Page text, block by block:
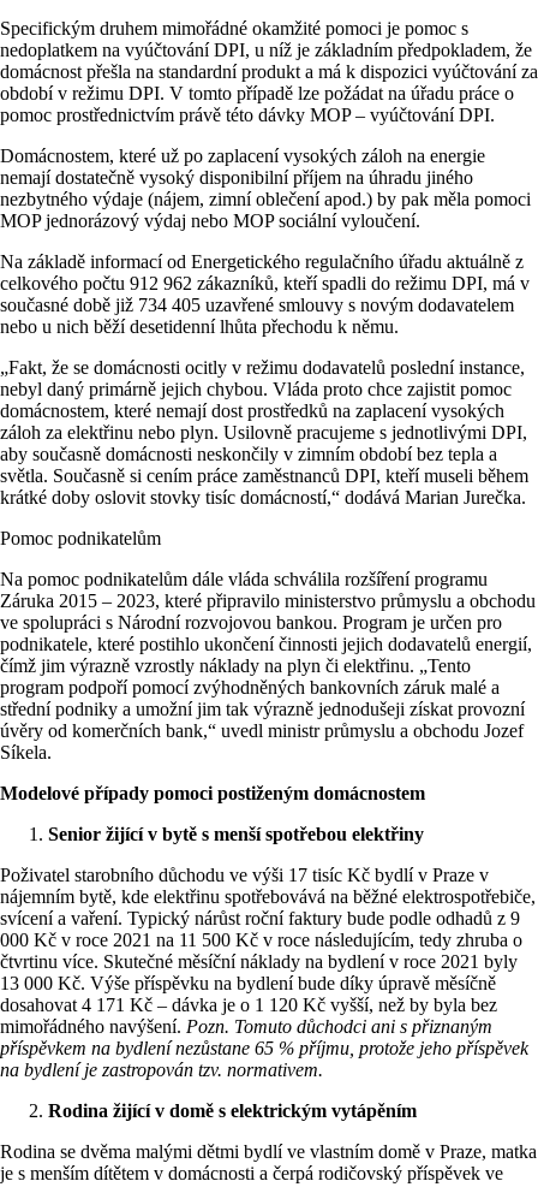
Specifickým druhem mimořádné okamžité pomoci je pomoc s
nedoplatkem na vyúčtování DPI, u níž je základním předpokladem, že
domácnost přešla na standardní produkt a má k dispozici vyúčtování za
období v režimu DPI. V tomto případě lze požádat na úřadu práce o
pomoc prostřednictvím právě této dávky MOP – vyúčtování DPI.
Domácnostem, které už po zaplacení vysokých záloh na energie
nemají dostatečně vysoký disponibilní příjem na úhradu jiného
nezbytného výdaje (nájem, zimní oblečení apod.) by pak měla pomoci
MOP jednorázový výdaj nebo MOP sociální vyloučení.
Na základě informací od Energetického regulačního úřadu aktuálně z
celkového počtu 912 962 zákazníků, kteří spadli do režimu DPI, má v
současné době již 734 405 uzavřené smlouvy s novým dodavatelem
nebo u nich běží desetidenní lhůta přechodu k němu.
„Fakt, že se domácnosti ocitly v režimu dodavatelů poslední instance,
nebyl daný primárně jejich chybou. Vláda proto chce zajistit pomoc
domácnostem, které nemají dost prostředků na zaplacení vysokých
záloh za elektřinu nebo plyn. Usilovně pracujeme s jednotlivými DPI,
aby současně domácnosti neskončily v zimním období bez tepla a
světla. Současně si cením práce zaměstnanců DPI, kteří museli během
krátké doby oslovit stovky tisíc domácností,“ dodává Marian Jurečka.
Pomoc podnikatelům
Na pomoc podnikatelům dále vláda schválila rozšíření programu
Záruka 2015 – 2023, které připravilo ministerstvo průmyslu a obchodu
ve spolupráci s Národní rozvojovou bankou. Program je určen pro
podnikatele, které postihlo ukončení činnosti jejich dodavatelů energií,
čímž jim výrazně vzrostly náklady na plyn či elektřinu. „Tento
program podpoří pomocí zvýhodněných bankovních záruk malé a
střední podniky a umožní jim tak výrazně jednodušeji získat provozní
úvěry od komerčních bank,“ uvedl ministr průmyslu a obchodu Jozef
Síkela.
Modelové případy pomoci postiženým domácnostem
Senior žijící v bytě s menší spotřebou elektřiny
Poživatel starobního důchodu ve výši 17 tisíc Kč bydlí v Praze v
nájemním bytě, kde elektřinu spotřebovává na běžné elektrospotřebiče,
svícení a vaření. Typický nárůst roční faktury bude podle odhadů z 9
000 Kč v roce 2021 na 11 500 Kč v roce následujícím, tedy zhruba o
čtvrtinu více. Skutečné měsíční náklady na bydlení v roce 2021 byly
13 000 Kč. Výše příspěvku na bydlení bude díky úpravě měsíčně
dosahovat 4 171 Kč – dávka je o 1 120 Kč vyšší, než by byla bez
mimořádného navýšení. Pozn. Tomuto důchodci ani s přiznaným
příspěvkem na bydlení nezůstane 65 % příjmu, protože jeho příspěvek
na bydlení je zastropován tzv. normativem.
Rodina žijící v domě s elektrickým vytápěním
Rodina se dvěma malými dětmi bydlí ve vlastním domě v Praze, matka
je s menším dítětem v domácnosti a čerpá rodičovský příspěvek ve